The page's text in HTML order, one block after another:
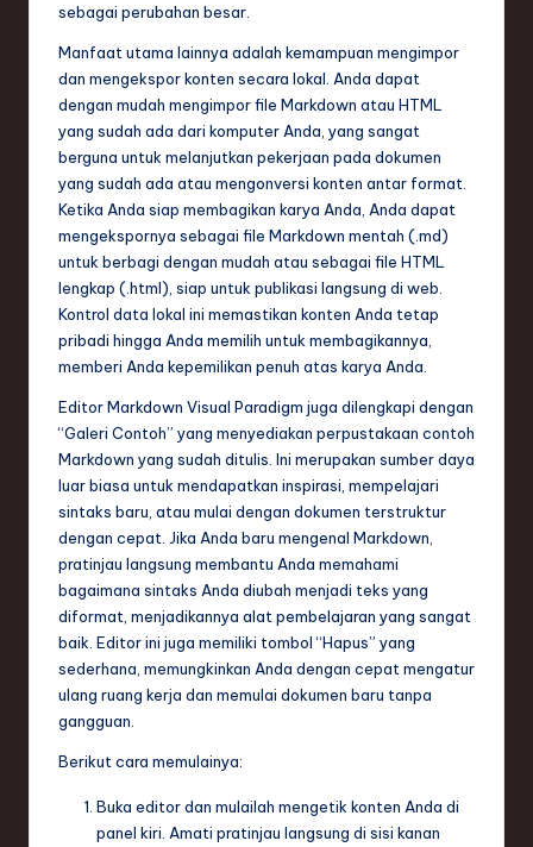
sebagai perubahan besar.
Manfaat utama lainnya adalah kemampuan mengimpor
dan mengekspor konten secara lokal. Anda dapat
dengan mudah mengimpor file Markdown atau HTML
yang sudah ada dari komputer Anda, yang sangat
berguna untuk melanjutkan pekerjaan pada dokumen
yang sudah ada atau mengonversi konten antar format.
Ketika Anda siap membagikan karya Anda, Anda dapat
mengekspornya sebagai file Markdown mentah (.md)
untuk berbagi dengan mudah atau sebagai file HTML
lengkap (.html), siap untuk publikasi langsung di web.
Kontrol data lokal ini memastikan konten Anda tetap
pribadi hingga Anda memilih untuk membagikannya,
memberi Anda kepemilikan penuh atas karya Anda.
Editor Markdown Visual Paradigm juga dilengkapi dengan
“Galeri Contoh” yang menyediakan perpustakaan contoh
Markdown yang sudah ditulis. Ini merupakan sumber daya
luar biasa untuk mendapatkan inspirasi, mempelajari
sintaks baru, atau mulai dengan dokumen terstruktur
dengan cepat. Jika Anda baru mengenal Markdown,
pratinjau langsung membantu Anda memahami
bagaimana sintaks Anda diubah menjadi teks yang
diformat, menjadikannya alat pembelajaran yang sangat
baik. Editor ini juga memiliki tombol “Hapus” yang
sederhana, memungkinkan Anda dengan cepat mengatur
ulang ruang kerja dan memulai dokumen baru tanpa
gangguan.
Berikut cara memulainya:
Buka editor dan mulailah mengetik konten Anda di
panel kiri. Amati pratinjau langsung di sisi kanan